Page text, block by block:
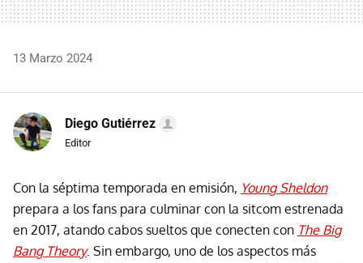
13 Marzo 2024
Diego Gutiérrez
Editor
Con la séptima temporada en emisión, Young Sheldon
prepara a los fans para culminar con la sitcom estrenada
en 2017, atando cabos sueltos que conecten con The Big
Bang Theory. Sin embargo, uno de los aspectos más